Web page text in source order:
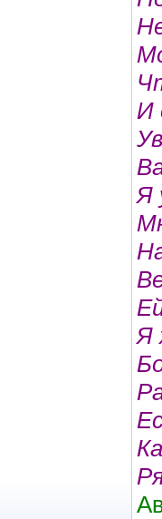
И
Я
Я